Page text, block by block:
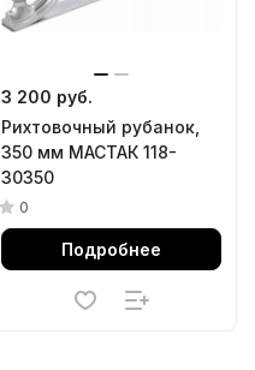
3 200 руб.
Рихтовочный рубанок,
350 мм МАСТАК 118-
30350
0
Подробнее